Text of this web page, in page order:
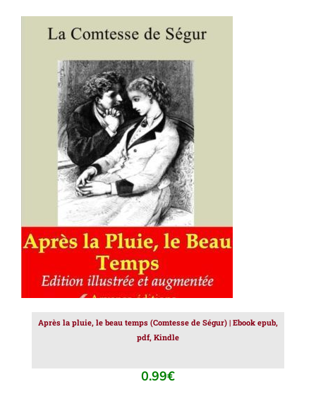
AJOUTER AU PANIER DÉTAILS
Après la pluie, le beau temps (Comtesse de Ségur) | Ebook epub,
pdf, Kindle
0.99€